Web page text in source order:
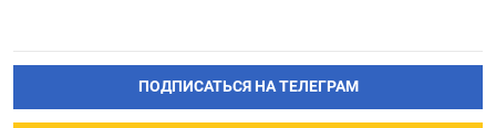
ПОДПИСАТЬСЯ НА ТЕЛЕГРАМ